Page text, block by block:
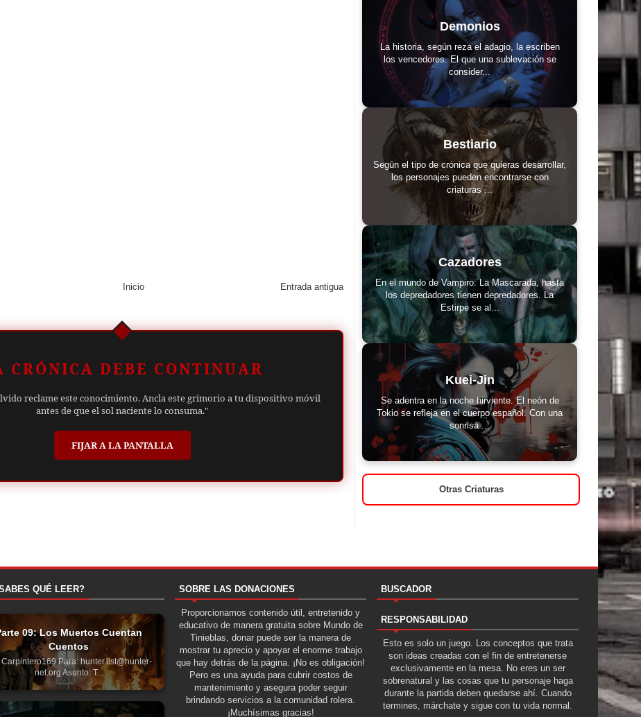
Entrada antigua
Inicio
CRÓNICA DEBE CONTINUAR
reclame este conocimiento. Ancla este grimorio a tu dispositivo móvil
antes de que el sol naciente lo consuma."
FIJAR A LA PANTALLA
Demonios
La historia, según reza el adagio, la escriben
los vencedores. El que una sublevación se
consider...
Bestiario
Según el tipo de crónica que quieras desarrollar,
los personajes pueden encontrarse con
criaturas ...
Cazadores
En el mundo de Vampiro: La Mascarada, hasta
los depredadores tienen depredadores. La
Estirpe se al...
Kuei-Jin
Se adentra en la noche hirviente. El neón de
Tokio se refleja en el cuerpo español. Con una
sonrisa ...
Otras Criaturas
QUÉ LEER?
09: Los Muertos Cuentan
Cuentos
Carpintero169 Para: hunter.list@hunter-
net.org Asunto: T...
SOBRE LAS DONACIONES
Proporcionamos contenido útil, entretenido y
educativo de manera gratuita sobre Mundo de
Tinieblas, donar puede ser la manera de
mostrar tu aprecio y apoyar el enorme trabajo
que hay detrás de la página. ¡No es obligación!
Pero es una ayuda para cubrir costos de
mantenimiento y asegura poder seguir
brindando servicios a la comunidad rolera.
¡Muchísimas gracias!
BUSCADOR
RESPONSABILIDAD
Esto es solo un juego. Los conceptos que trata
son ideas creadas con el fin de entretenerse
exclusivamente en la mesa. No eres un ser
sobrenatural y las cosas que tu personaje haga
durante la partida deben quedarse ahí. Cuando
termines, márchate y sigue con tu vida normal.